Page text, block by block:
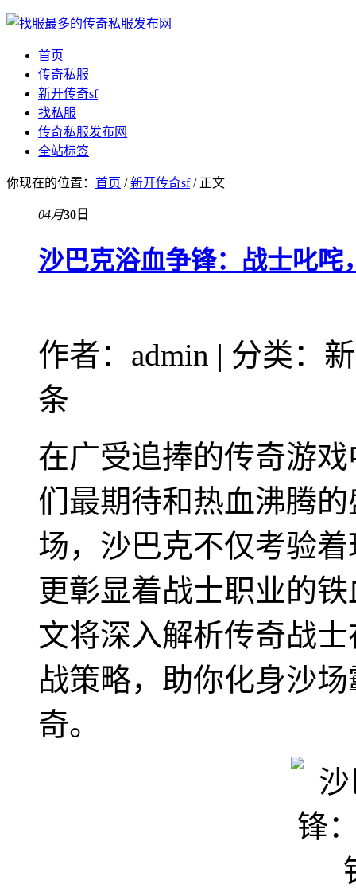
首页
传奇私服
新开传奇sf
找私服
传奇私服发布网
全站标签
你现在的位置： 首页 /新开传奇sf/ 正文
04月30日
沙巴克浴血争锋：战士叱咤
作者：admin | 分类：
条
在广受追捧的传奇游
们最期待和热血沸腾
场，沙巴克不仅考验
更彰显着战士职业的
文将深入解析传奇战
战策略，助你化身沙
奇。